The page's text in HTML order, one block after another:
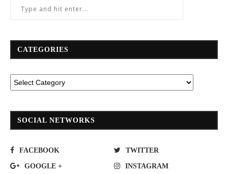
CATEGORIES
SOCIAL NETWORKS
FACEBOOK TWITTER
GOOGLE + INSTAGRAM